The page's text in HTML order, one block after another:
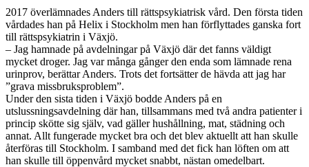
2017 överlämnades Anders till rättspsykiatrisk vård. Den första tiden
vårdades han på Helix i Stockholm men han förflyttades ganska fort
till rättspsykiatrin i Växjö.
– Jag hamnade på avdelningar på Växjö där det fanns väldigt
mycket droger. Jag var många gånger den enda som lämnade rena
urinprov, berättar Anders. Trots det fortsätter de hävda att jag har
”grava missbruksproblem”.
Under den sista tiden i Växjö bodde Anders på en
utslussningsavdelning där han, tillsammans med två andra patienter i
princip skötte sig själv, vad gäller hushållning, mat, städning och
annat. Allt fungerade mycket bra och det blev aktuellt att han skulle
återföras till Stockholm. I samband med det fick han löften om att
han skulle till öppenvård mycket snabbt, nästan omedelbart.